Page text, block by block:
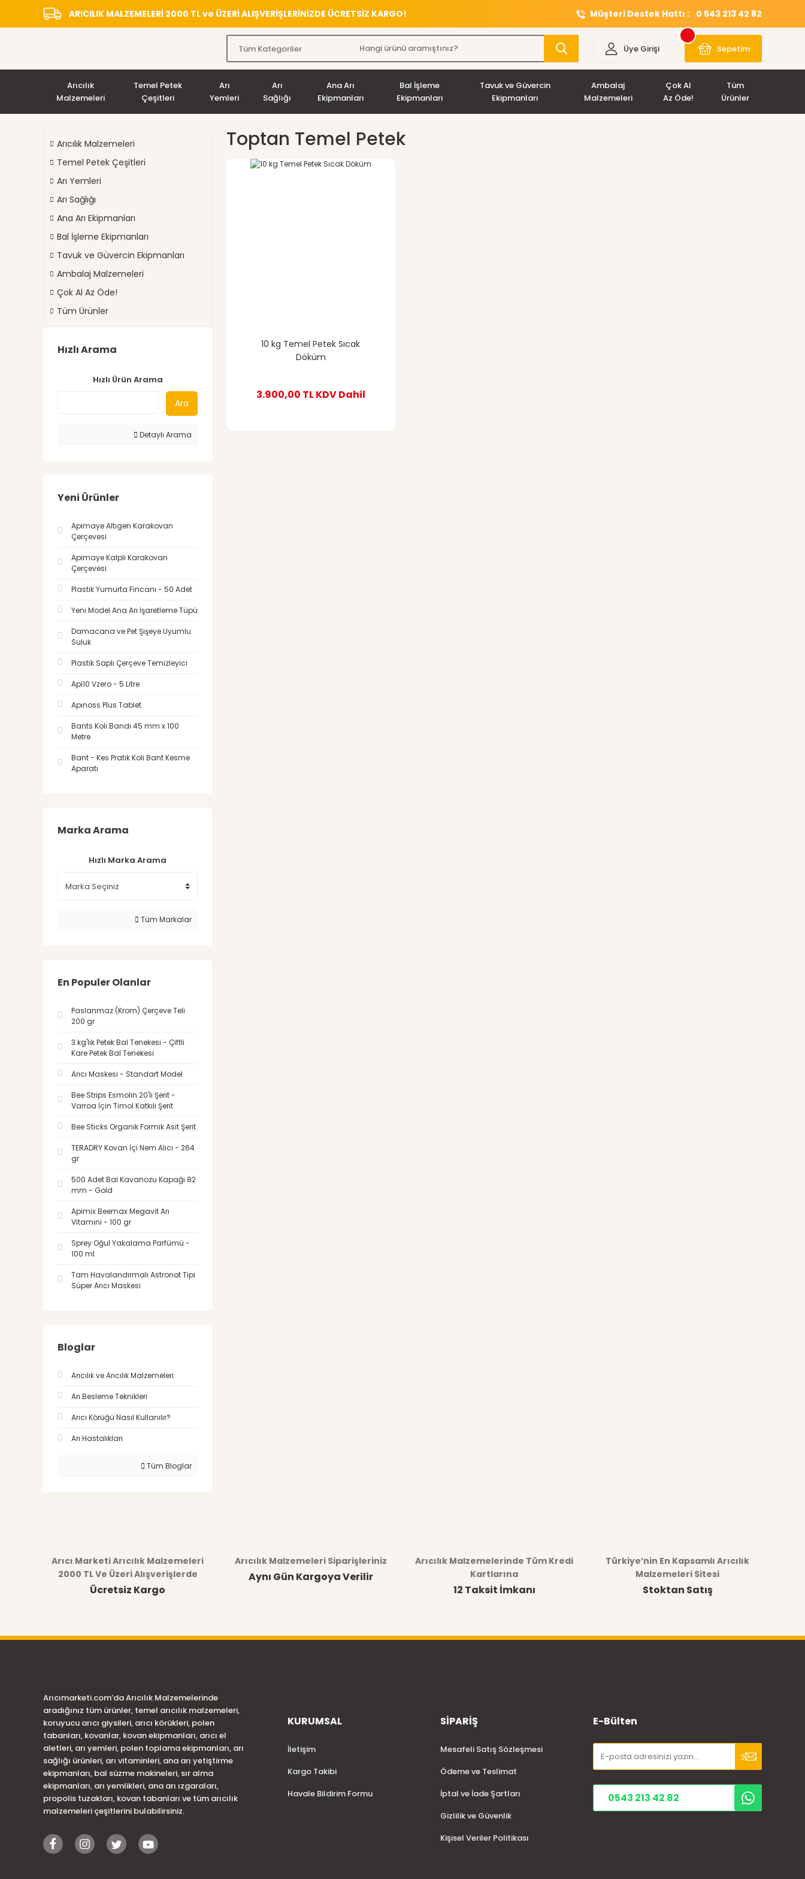
ARICILIK MALZEMELERİ 2000 TL ve ÜZERİ ALIŞVERİŞLERİNİZDE ÜCRETSİZ KARGO! Müşteri Destek Hattı : 0 543 213 42 82
Üye Girişi Sepetim
Arıcılık
Malzemeleri
Temel Petek
Çeşitleri
Arı
Yemleri
Arı
Sağlığı
Ana Arı
Ekipmanları
Bal İşleme
Ekipmanları
Tavuk ve Güvercin
Ekipmanları
Ambalaj
Malzemeleri
Çok Al
Az Öde!
Tüm
Ürünler
Arıcılık Malzemeleri
Temel Petek Çeşitleri
Arı Yemleri
Arı Sağlığı
Ana Arı Ekipmanları
Bal İşleme Ekipmanları
Tavuk ve Güvercin Ekipmanları
Ambalaj Malzemeleri
Çok Al Az Öde!
Tüm Ürünler
Hızlı Arama
Hızlı Ürün Arama
Ara
Detaylı Arama
Yeni Ürünler
Apimaye Altıgen Karakovan
Çerçevesi
Apimaye Kalpli Karakovan
Çerçevesi
Plastik Yumurta Fincanı - 50 Adet
Yeni Model Ana Arı İşaretleme Tüpü
Damacana ve Pet Şişeye Uyumlu
Suluk
Plastik Saplı Çerçeve Temizleyici
Api10 Vzero - 5 Litre
Apınoss Plus Tablet
Bants Koli Bandı 45 mm x 100
Metre
Bant - Kes Pratik Koli Bant Kesme
Aparatı
Marka Arama
Hızlı Marka Arama
Tüm Markalar
En Populer Olanlar
Paslanmaz (Krom) Çerçeve Teli
200 gr
3 kg'lık Petek Bal Tenekesi - Çiftli
Kare Petek Bal Tenekesi
Arıcı Maskesi - Standart Model
Bee Strips Esmolin 20'li Şerit -
Varroa İçin Timol Katkılı Şerit
Bee Sticks Organik Formik Asit Şerit
TERADRY Kovan İçi Nem Alıcı - 264
gr
500 Adet Bal Kavanozu Kapağı 82
mm - Gold
Apimix Beemax Megavit Arı
Vitamini - 100 gr
Sprey Oğul Yakalama Parfümü -
100 ml
Tam Havalandırmalı Astronot Tipi
Süper Arıcı Maskesi
Bloglar
Arıcılık ve Arıcılık Malzemeleri
Arı Besleme Teknikleri
Arıcı Körüğü Nasıl Kullanılır?
Arı Hastalıkları
Tüm Bloglar
Toptan Temel Petek
10 kg Temel Petek Sıcak
Döküm
3.900,00 TLKDV Dahil
Arıcı Marketi Arıcılık Malzemeleri
2000 TL Ve Üzeri Alışverişlerde
Ücretsiz Kargo
Arıcılık Malzemeleri Siparişleriniz
Aynı Gün Kargoya Verilir
Arıcılık Malzemelerinde Tüm Kredi
Kartlarına
12 Taksit İmkanı
Türkiye’nin En Kapsamlı Arıcılık
Malzemeleri Sitesi
Stoktan Satış
Arıcımarketi.com’da Arıcılık Malzemelerinde
aradığınız tüm ürünler, temel arıcılık malzemeleri,
koruyucu arıcı giysileri, arıcı körükleri, polen
tabanları, kovanlar, kovan ekipmanları, arıcı el
aletleri, arı yemleri, polen toplama ekipmanları, arı
sağlığı ürünleri, arı vitaminleri, ana arı yetiştirme
ekipmanları, bal süzme makineleri, sır alma
ekipmanları, arı yemlikleri, ana arı ızgaraları,
propolis tuzakları, kovan tabanları ve tüm arıcılık
malzemeleri çeşitlerini bulabilirsiniz.
KURUMSAL
İletişim
Kargo Takibi
Havale Bildirim Formu
SİPARİŞ
Mesafeli Satış Sözleşmesi
Ödeme ve Teslimat
İptal ve İade Şartları
Gizlilik ve Güvenlik
Kişisel Veriler Politikası
E-Bülten
0543 213 42 82